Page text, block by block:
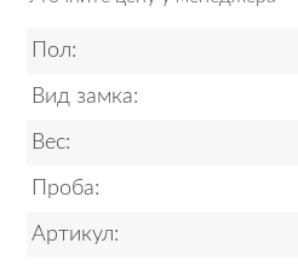
Пол:
Вид замка:
Вес:
Проба:
Артикул: